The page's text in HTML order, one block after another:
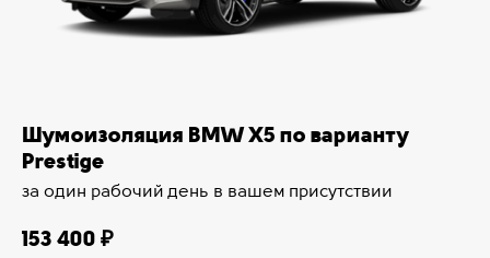
Шумоизоляция BMW X5 по варианту
Prestige
за один рабочий день в вашем присутствии
153 400 ₽